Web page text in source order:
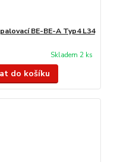
BE-BE-A Typ4 L34
Skladem 2 ks
do košíku